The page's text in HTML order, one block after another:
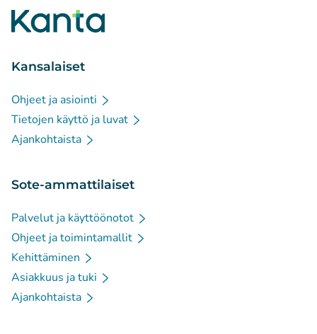
Kansalaiset
Ohjeet ja asiointi
Tietojen käyttö ja luvat
Ajankohtaista
Sote-ammattilaiset
Palvelut ja käyttöönotot
Ohjeet ja toimintamallit
Kehittäminen
Asiakkuus ja tuki
Ajankohtaista